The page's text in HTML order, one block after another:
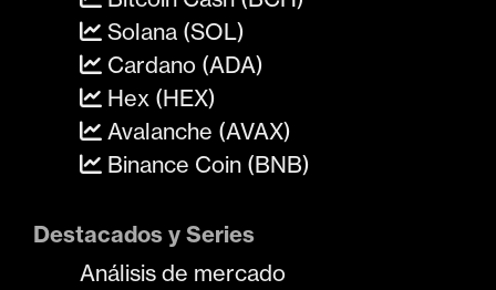
Solana (SOL)
Cardano (ADA)
Hex (HEX)
Avalanche (AVAX)
Binance Coin (BNB)
Destacados y Series
Análisis de mercado